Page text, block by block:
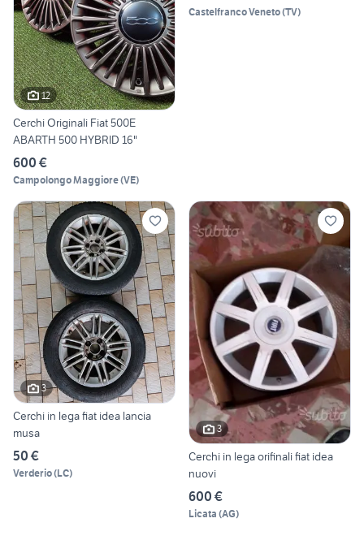
12
Cerchi Originali Fiat 500E
ABARTH 500 HYBRID 16"
600 €
Campolongo Maggiore(VE)
Castelfranco Veneto(TV)
3
Cerchi in lega fiat idea lancia
musa
50 €
Verderio(LC)
3
Cerchi in lega orifinali fiat idea
nuovi
600 €
Licata (AG)